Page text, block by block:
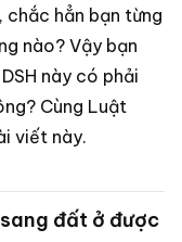
hẳn bạn từng
nào? Vậy bạn
này có phải
Cùng Luật
viết này.
đất ở được